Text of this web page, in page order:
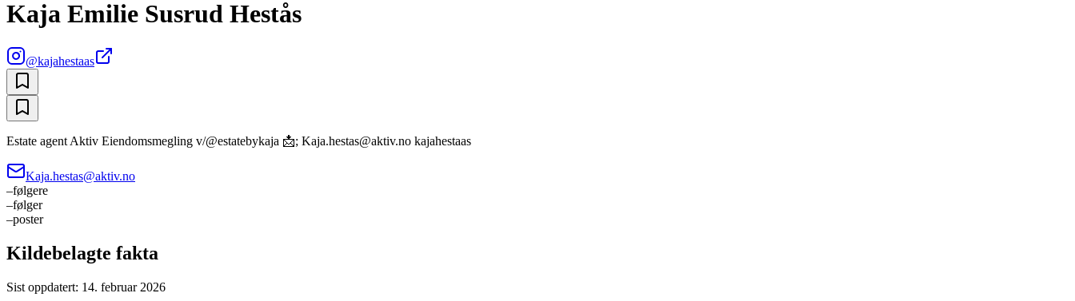
Kaja Emilie Susrud Hestås
@kajahestaas
Estate agent Aktiv Eiendomsmegling v/@estatebykaja 📩; Kaja.hestas@aktiv.no kajahestaas
Kaja.hestas@aktiv.no
–følgere
–følger
–poster
Kildebelagte fakta
Sist oppdatert: 14. februar 2026